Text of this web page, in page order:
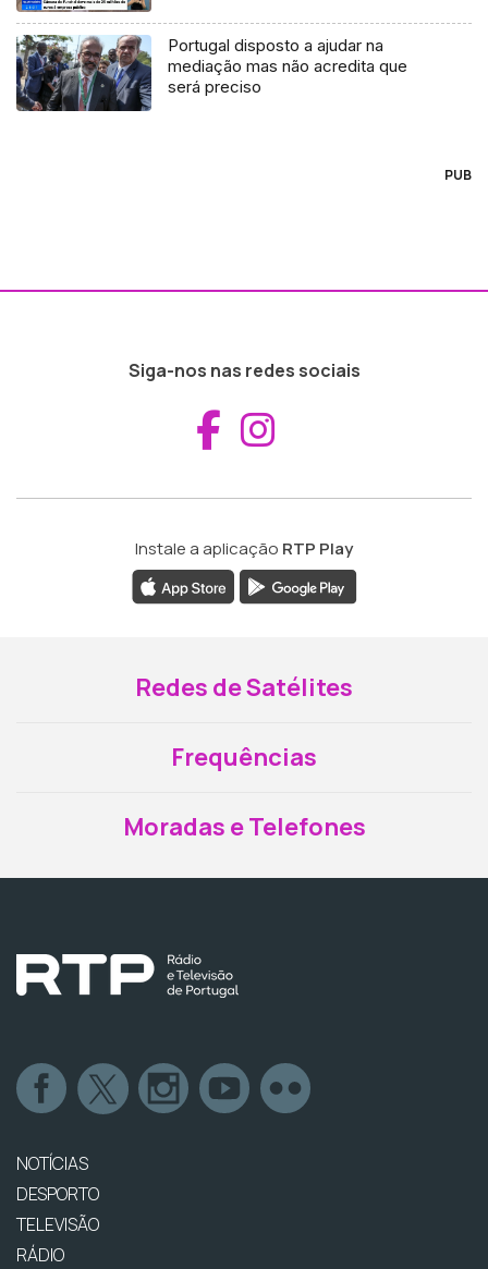
Portugal disposto a ajudar na
mediação mas não acredita que
será preciso
PUB
Siga-nos nas redes sociais
Aceder ao
Instale a aplicação RTP Play
Redes de Satélites
Frequências
Moradas e Telefones
NOTÍCIAS
DESPORTO
TELEVISÃO
RÁDIO